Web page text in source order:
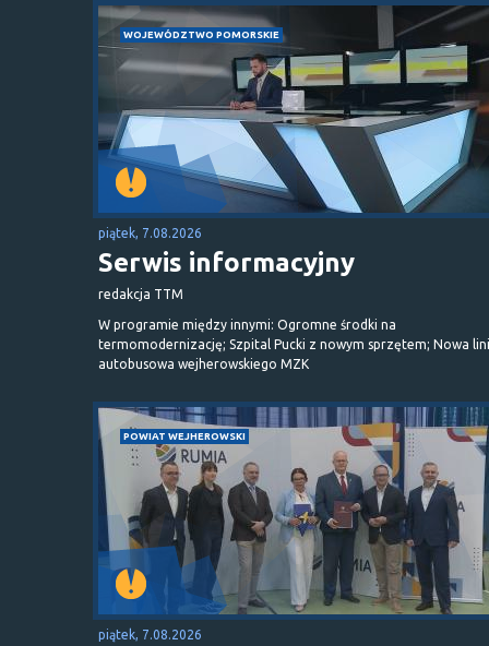
WOJEWÓDZTWO POMORSKIE
piątek, 7.08.2026
Serwis informacyjny
redakcja TTM
W programie między innymi: Ogromne środki na
termomodernizację; Szpital Pucki z nowym sprzętem; Nowa
autobusowa wejherowskiego MZK
POWIAT WEJHEROWSKI
piątek, 7.08.2026